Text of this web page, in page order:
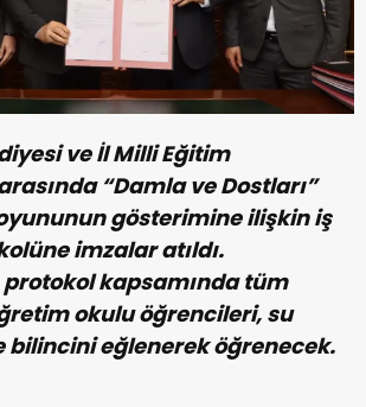
ve İl Milli Eğitim
“Damla ve Dostları”
gösterimine ilişkin iş
imzalar atıldı.
protokol kapsamında tüm
okulu öğrencileri, su
bilincini eğlenerek öğrenecek.